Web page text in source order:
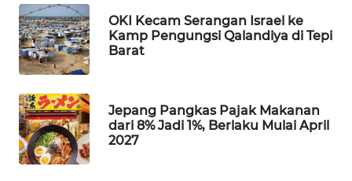
OKI Kecam Serangan Israel ke
Kamp Pengungsi Qalandiya di Tepi
Barat
Jepang Pangkas Pajak Makanan
dari 8% Jadi 1%, Berlaku Mulai April
2027
WAHANA
HEALTH
WAHANA
DESA
WISATA